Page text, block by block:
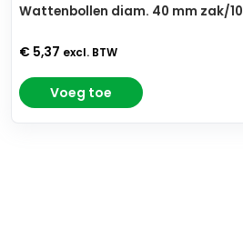
Wattenbollen diam. 40 mm zak/10
€ 5,37 excl. BTW
Voeg toe